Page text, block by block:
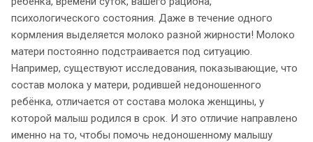
психологического состояния. Даже в течение одного
кормления выделяется молоко разной жирности! Молоко
матери постоянно подстраивается под ситуацию.
Например, существуют исследования, показывающие, что
состав молока у матери, родившей недоношенного
ребёнка, отличается от состава молока женщины, у
которой малыш родился в срок. И это отличие направлено
именно на то, чтобы помочь недоношенному малышу